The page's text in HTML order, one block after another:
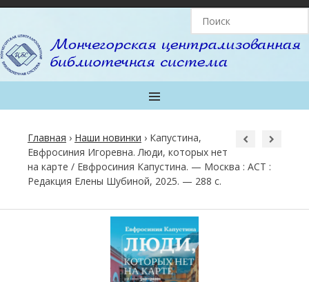
MENU
Главная › Наши новинки › Капустина,
Евфросиния Игоревна. Люди, которых нет
на карте / Евфросиния Капустина. — Москва : АСТ :
Редакция Елены Шубиной, 2025. — 288 с.